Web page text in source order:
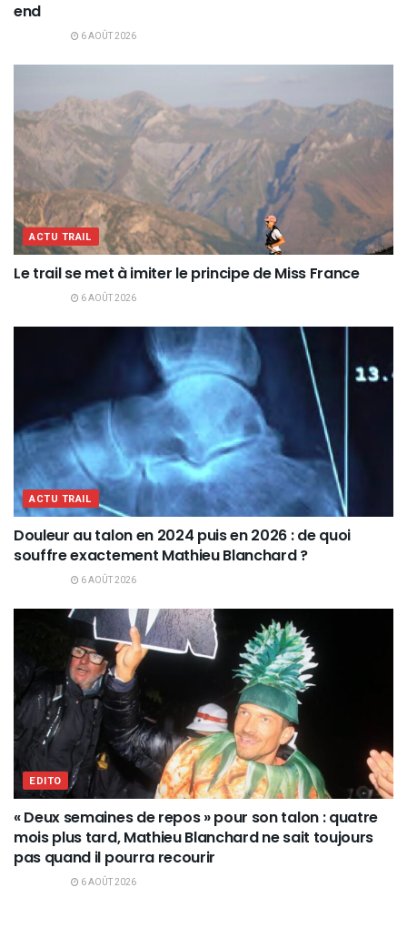
end
6 AOÛT 2026
ACTU TRAIL
Le trail se met à imiter le principe de Miss France
6 AOÛT 2026
ACTU TRAIL
Douleur au talon en 2024 puis en 2026 : de quoi
souffre exactement Mathieu Blanchard ?
6 AOÛT 2026
EDITO
« Deux semaines de repos » pour son talon : quatre
mois plus tard, Mathieu Blanchard ne sait toujours
pas quand il pourra recourir
6 AOÛT 2026